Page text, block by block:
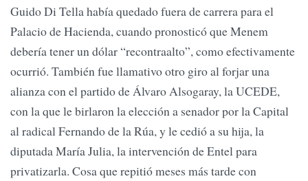
Guido Di Tella había quedado fuera de carrera para el
Palacio de Hacienda, cuando pronosticó que Menem
debería tener un dólar “recontraalto”, como efectivamente
ocurrió. También fue llamativo otro giro al forjar una
alianza con el partido de Álvaro Alsogaray, la UCEDE,
con la que le birlaron la elección a senador por la Capital
al radical Fernando de la Rúa, y le cedió a su hija, la
diputada María Julia, la intervención de Entel para
privatizarla. Cosa que repitió meses más tarde con